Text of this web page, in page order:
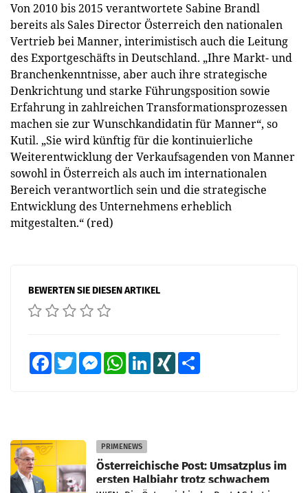
Von 2010 bis 2015 verantwortete Sabine Brandl
bereits als Sales Director Österreich den nationalen
Vertrieb bei Manner, interimistisch auch die Leitung
des Exportgeschäfts in Deutschland. „Ihre Markt- und
Branchenkenntnisse, aber auch ihre strategische
Denkrichtung und starke Führungsposition sowie
Erfahrung in zahlreichen Transformationsprozessen
machen sie zur Wunschkandidatin für Manner“, so
Kutil. „Sie wird künftig für die kontinuierliche
Weiterentwicklung der Verkaufsagenden von Manner
sowohl in Österreich als auch im internationalen
Bereich verantwortlich sein und die strategische
Entwicklung des Unternehmens erheblich
mitgestalten.“ (red)
BEWERTEN SIE DIESEN ARTIKEL
FacebookTwitter MessengerWhatsAppLinkedInXING
PRIMENEWS
Österreichische Post: Umsatzplus im
ersten Halbjahr trotz schwachem